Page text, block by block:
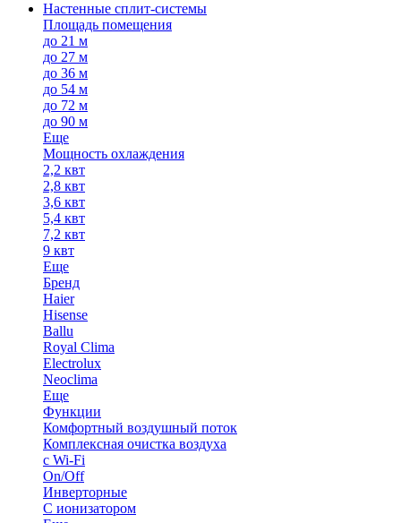
Настенные сплит-системы
Площадь помещения
до 21 м
до 27 м
до 36 м
до 54 м
до 72 м
до 90 м
Еще
Мощность охлаждения
2,2 квт
2,8 квт
3,6 квт
5,4 квт
7,2 квт
9 квт
Еще
Бренд
Haier
Hisense
Ballu
Royal Clima
Electrolux
Neoclima
Еще
Функции
Комфортный воздушный поток
Комплексная очистка воздуха
с Wi-Fi
On/Off
Инверторные
С ионизатором